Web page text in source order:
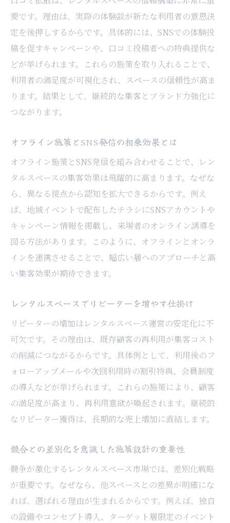
要です。理由は、実際の体験談が新たな利用者の意思決
定を後押しするからです。具体的には、SNSでの体験投
稿を促すキャンペーンや、口コミ投稿者への特典提供な
どが挙げられます。これらの施策を取り入れることで、
利用者の満足度が可視化され、スペースの信頼性が高ま
ります。結果として、継続的な集客とブランド力強化に
つながります。
オフライン施策とSNS発信の相乗効果とは
オフライン施策とSNS発信を組み合わせることで、レン
タルスペースの集客効果は飛躍的に高まります。なぜな
ら、異なる接点から認知を拡大できるからです。例え
ば、地域イベントで配布したチラシにSNSアカウントや
キャンペーン情報を掲載し、来場者のオンライン誘導を
図る方法があります。このように、オフラインとオンラ
インを連携させることで、幅広い層へのアプローチと高
い集客効果が期待できます。
レンタルスペースでリピーターを増やす仕掛け
リピーターの増加はレンタルスペース運営の安定化に不
可欠です。その理由は、既存顧客の再利用が集客コスト
の削減につながるからです。具体例として、利用後のフ
ォローアップメールや次回利用時の割引特典、会員制度
の導入などが挙げられます。これらの施策により、顧客
の満足度が高まり、再利用意欲が喚起されます。継続的
なリピーター獲得は、長期的な売上増加に直結します。
競合との差別化を意識した施策設計の重要性
競争が激化するレンタルスペース市場では、差別化戦略
が重要です。なぜなら、他スペースとの差異が明確にな
れば、選ばれる理由が生まれるからです。例えば、独自
の設備やコンセプト導入、ターゲット層限定のイベント